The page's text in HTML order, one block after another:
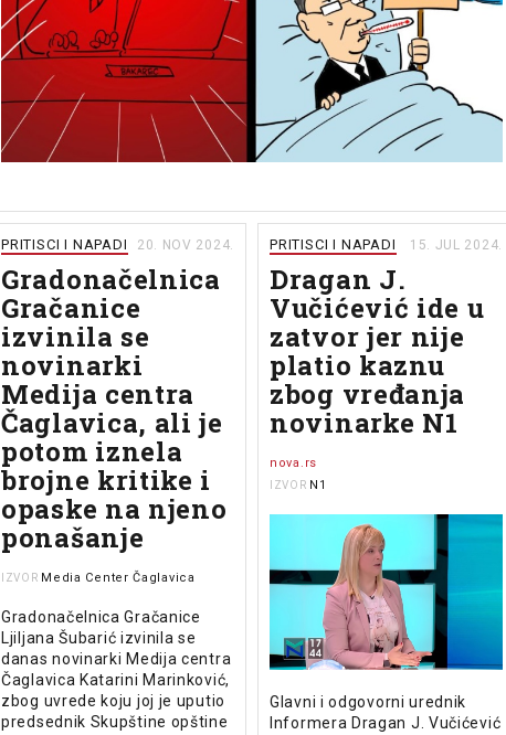
PRITISCI I NAPADI 20. NOV 2024.
Gradonačelnica
Gračanice
izvinila se
novinarki
Medija centra
Čaglavica, ali je
potom iznela
brojne kritike i
opaske na njeno
ponašanje
IZVOR Media Center Čaglavica
Gradonačelnica Gračanice
Ljiljana Šubarić izvinila se
danas novinarki Medija centra
Čaglavica Katarini Marinković,
zbog uvrede koju joj je uputio
predsednik Skupštine opštine
PRITISCI I NAPADI 15. JUL 2024.
Dragan J.
Vučićević ide u
zatvor jer nije
platio kaznu
zbog vređanja
novinarke N1
nova.rs
IZVOR N1
Glavni i odgovorni urednik
Informera Dragan J. Vučićević